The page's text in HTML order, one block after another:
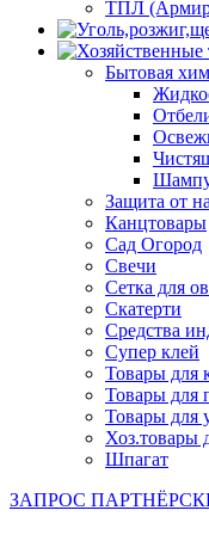
ТПЛ
Бытовая
Защита от
Канцтовары
Сад Огород
Свечи
Сетка для
Скатерти
Средства
Супер клей
Товары для
Товары для
Товары для
Хоз.товары
Шпагат
ЗАПРОС